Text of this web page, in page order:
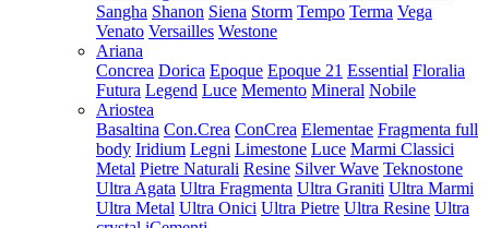
Sangha Shanon Siena Storm Tempo Terma Vega
Venato Versailles Westone
Ariana
Concrea Dorica Epoque Epoque 21 Essential Floralia
Futura Legend Luce Memento Mineral Nobile
Ariostea
Basaltina Con.Crea ConCrea Elementae Fragmenta full
body Iridium Legni Limestone Luce Marmi Classici
Metal Pietre Naturali Resine Silver Wave Teknostone
Ultra Agata Ultra Fragmenta Ultra Graniti Ultra Marmi
Ultra Metal Ultra Onici Ultra Pietre Ultra Resine Ultra